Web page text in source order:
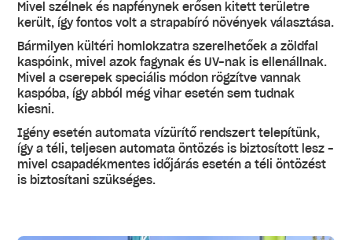
Mivel szélnek és napfénynek erősen kitett területre
került, így fontos volt a strapabíró növények választása.
Bármilyen kültéri homlokzatra szerelhetőek a zöldfal
kaspóink, mivel azok fagynak és UV-nak is ellenállnak.
Mivel a cserepek speciális módon rögzítve vannak
kaspóba, így abból még vihar esetén sem tudnak
kiesni.
Igény esetén automata vízürítő rendszert telepítünk,
így a téli, teljesen automata öntözés is biztosított lesz -
mivel csapadékmentes időjárás esetén a téli öntözést
is biztosítani szükséges.